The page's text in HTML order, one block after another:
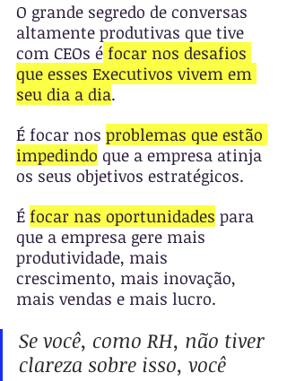
O grande segredo de conversas
altamente produtivas que tive
com CEOs é focar nos desafios
que esses Executivos vivem em
seu dia a dia.
É focar nos problemas que estão
impedindo que a empresa atinja
os seus objetivos estratégicos.
É focar nas oportunidades para
que a empresa gere mais
produtividade, mais
crescimento, mais inovação,
mais vendas e mais lucro.
Se você, como RH, não tiver
clareza sobre isso, você